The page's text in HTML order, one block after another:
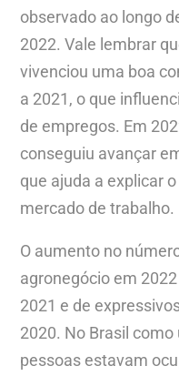
observado ao longo
2022. Vale lembrar
vivenciou uma boa
a 2021, o que
de empregos. Em
conseguiu avançar
que ajuda a explicar
mercado de trabalho.
O aumento no
agronegócio em
2021 e de
2020. No Brasil
pessoas estavam